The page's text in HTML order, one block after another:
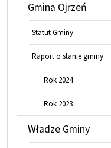
Gmina Ojrzeń
Statut Gminy
Raport o stanie gminy
Rok 2024
Rok 2023
Władze Gminy